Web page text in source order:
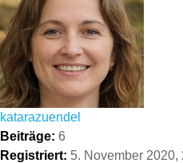
katarazuendel
Beiträge: 6
Registriert: 5. November 2020,